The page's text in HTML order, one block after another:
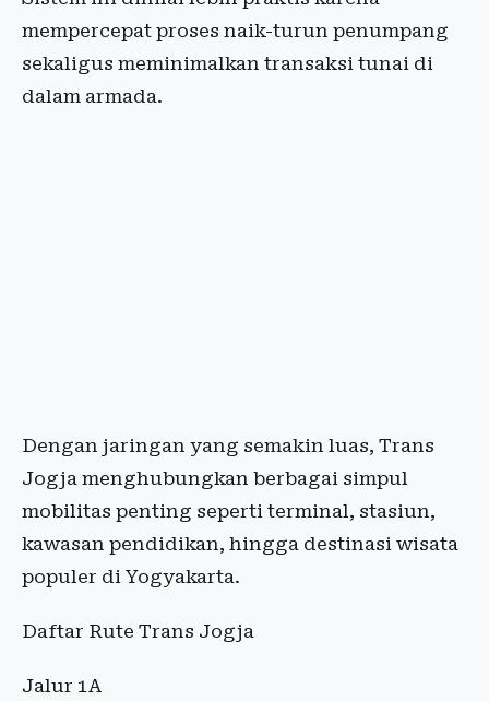
mempercepat proses naik-turun penumpang
sekaligus meminimalkan transaksi tunai di
dalam armada.
Dengan jaringan yang semakin luas, Trans
Jogja menghubungkan berbagai simpul
mobilitas penting seperti terminal, stasiun,
kawasan pendidikan, hingga destinasi wisata
populer di Yogyakarta.
Daftar Rute Trans Jogja
Jalur 1A